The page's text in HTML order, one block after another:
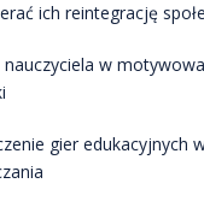
ich reintegrację
nauczyciela w
gier edukacyjnych